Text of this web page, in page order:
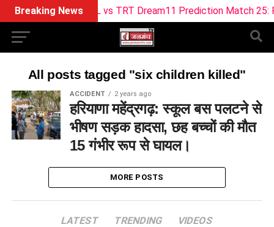
Breaking NewsML vs TRT Dream11 Prediction Match 25:
All posts tagged "six children killed"
ACCIDENT 2 years ago
हरियाणा महेंद्रगढ़: स्कूल बस पलटने से
भीषण सड़क हादसा, छह बच्चों की मौत
15 गंभीर रूप से घायल।
MORE POSTS
LATEST TRENDING VIDEOS